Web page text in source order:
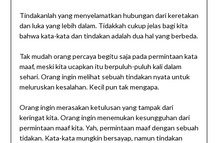
Tindakanlah yang menyelamatkan hubungan dari keretakan
dan luka yang lebih dalam. Tidakkah cukup jelas bagi kita
bahwa kata-kata dan tindakan adalah dua hal yang berbeda.
Tak mudah orang percaya begitu saja pada permintaan kata
maaf, meski kita ucapkan itu berpuluh-puluh kali dalam
sehari. Orang ingin melihat sebuah tindakan nyata untuk
meluruskan kesalahan. Kecil pun tak mengapa.
Orang ingin merasakan ketulusan yang tampak dari
keringat kita. Orang ingin menemukan kesungguhan dari
permintaan maaf kita. Yah, permintaan maaf dengan sebuah
tidakan. Kata-kata mungkin bersayap, namun tindakan